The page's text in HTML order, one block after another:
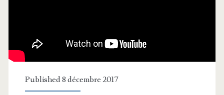
Published 8 décembre 2017